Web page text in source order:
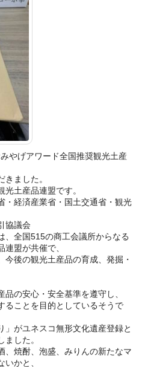
やげアワード全国推奨観光土産
ました。
土産品連盟です。
・経済産業省・国土交通省・観光
協議会
、全国515の商工会議所からなる
盟が共催で、
今後の観光土産品の育成、発掘・
の安心・安全基準を遵守し、
ることを目的としているそうで
」がユネスコ無形文化遺産登録と
した。
、焼酎、泡盛、みりんの新たなマ
かと、